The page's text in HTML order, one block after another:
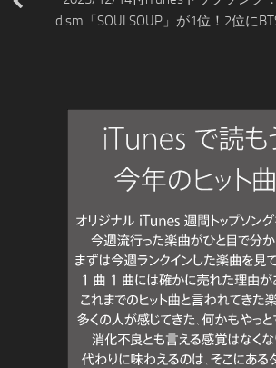
dism「SOULSOUP」が1位！2位に